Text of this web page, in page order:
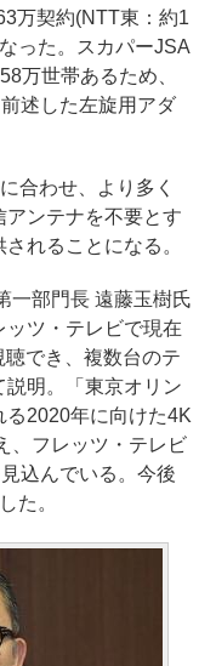
万契約(NTT東：約1
った。スカパーJSA
万世帯あるため、
述した左旋用アダ
合わせ、より多く
ンテナを不要とす
れることになる。
部門長 遠藤玉樹氏
ツ・テレビで現在
でき、複数台のテ
説明。「東京オリン
る2020年に向けた4K
、フレッツ・テレビ
込んでいる。今後
た。